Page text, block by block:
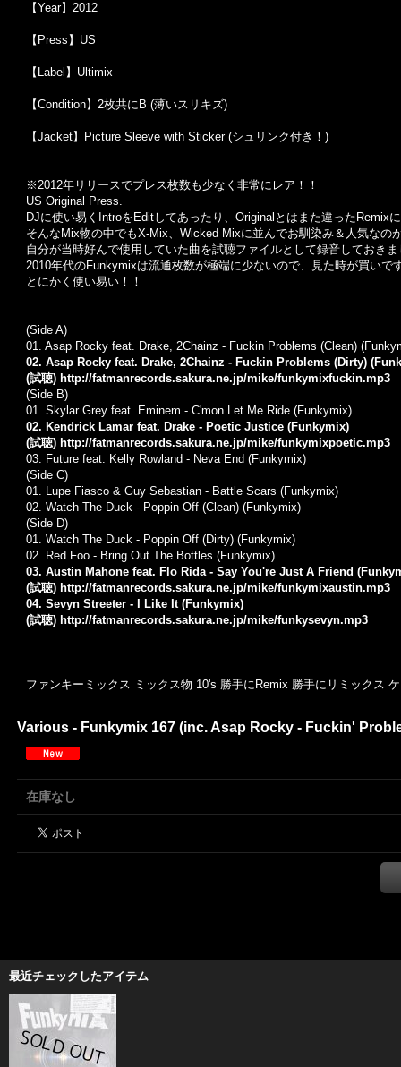
【Year】2012
【Press】US
【Label】Ultimix
【Condition】2枚共にB (薄いスリキズ)
【Jacket】Picture Sleeve with Sticker (シュリンク付き！)
※2012年リリースでプレス枚数も少なく非常にレア！！
US Original Press.
DJに使い易くIntroをEditしてあったり、Originalとはまた違った
そんなMix物の中でもX-Mix、Wicked Mixに並んでお馴染み＆人気なの
自分が当時好んで使用していた曲を試聴ファイルとして録音しておき
2010年代のFunkymixは流通枚数が極端に少ないので、見た時が買いで
とにかく使い易い！！
(Side A)
01. Asap Rocky feat. Drake, 2Chainz - Fuckin Problems (Clean)
02. Asap Rocky feat. Drake, 2Chainz - Fuckin Problems (Dirty)
(試聴) http://fatmanrecords.sakura.ne.jp/mike/funkymixfuckin.mp3
(Side B)
01. Skylar Grey feat. Eminem - C'mon Let Me Ride (Funkymix)
02. Kendrick Lamar feat. Drake - Poetic Justice (Funkymix)
(試聴) http://fatmanrecords.sakura.ne.jp/mike/funkymixpoetic.mp3
03. Future feat. Kelly Rowland - Neva End (Funkymix)
(Side C)
01. Lupe Fiasco & Guy Sebastian - Battle Scars (Funkymix)
02. Watch The Duck - Poppin Off (Clean) (Funkymix)
(Side D)
01. Watch The Duck - Poppin Off (Dirty) (Funkymix)
02. Red Foo - Bring Out The Bottles (Funkymix)
03. Austin Mahone feat. Flo Rida - Say You're Just A Friend
(試聴) http://fatmanrecords.sakura.ne.jp/mike/funkymixaustin.mp3
04. Sevyn Streeter - I Like It (Funkymix)
(試聴) http://fatmanrecords.sakura.ne.jp/mike/funkysevyn.mp3
ファンキーミックス ミックス物 10's 勝手にRemix 勝手にリミックス
Various - Funkymix 167 (inc. Asap Rocky - Fuckin'
在庫なし
最近チェックしたアイテム